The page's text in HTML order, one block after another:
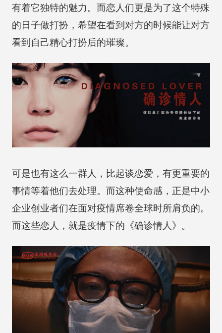
有着它独特的魅力。而恋人们更是为了这个特殊
的日子做打扮，希望在看到对方的时候能让对方
看到自己精心打扮后的璀璨。
可是也有这么一群人，比起谈恋爱，有更重要的
事情等着他们去处理。而这种使命感，正是中小
企业创业者们在面对疫情席卷全球时所肩负的。
而这些恋人，就是疫情下的《确诊情人》。